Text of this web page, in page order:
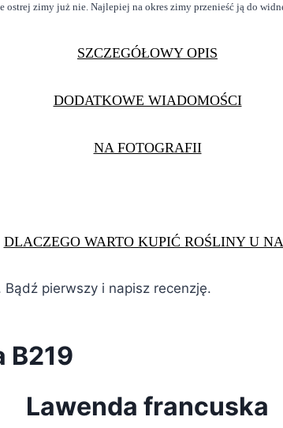
ostrej zimy już nie. Najlepiej na okres zimy przenieść ją do
SZCZEGÓŁOWY OPIS
DODATKOWE WIADOMOŚCI
NA FOTOGRAFII
DLACZEGO WARTO KUPIĆ ROŚLINY U
pierwszy i napisz recenzję.
B219
Lawenda francuska